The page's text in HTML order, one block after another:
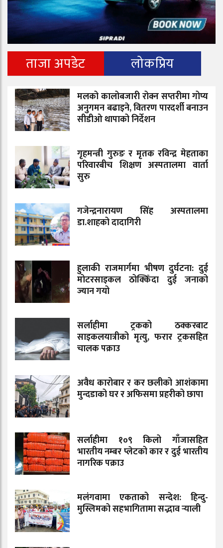
ताजा अपडेट लोकप्रिय
मलको कालोबजारी रोक्न सप्तरीमा गोप्य
अनुगमन बढाइने, वितरण पारदर्शी बनाउन
सीडीओ थापाको निर्देशन
गृहमन्त्री गुरुङ र मृतक रविन्द्र मेहताका
परिवारबीच शिक्षण अस्पतालमा वार्ता
सुरु
गजेन्द्रनारायण सिंह अस्पतालमा
डा.शाहको दादागिरी
हुलाकी राजमार्गमा भीषण दुर्घटना: दुई
मोटरसाइकल ठोक्किँदा दुई जनाको
ज्यान गयो
सर्लाहीमा ट्रकको ठक्करबाट
साइकलयात्रीको मृत्यु, फरार ट्रकसहित
चालक पक्राउ
अवैध कारोबार र कर छलीको आशंकामा
मुन्दडाको घर र अफिसमा प्रहरीको छापा
सर्लाहीमा १०९ किलो गाँजासहित
भारतीय नम्बर प्लेटको कार र दुई भारतीय
नागरिक पक्राउ
मलंगवामा एकताको सन्देश: हिन्दु-
मुस्लिमको सहभागितामा सद्भाव र्‍याली